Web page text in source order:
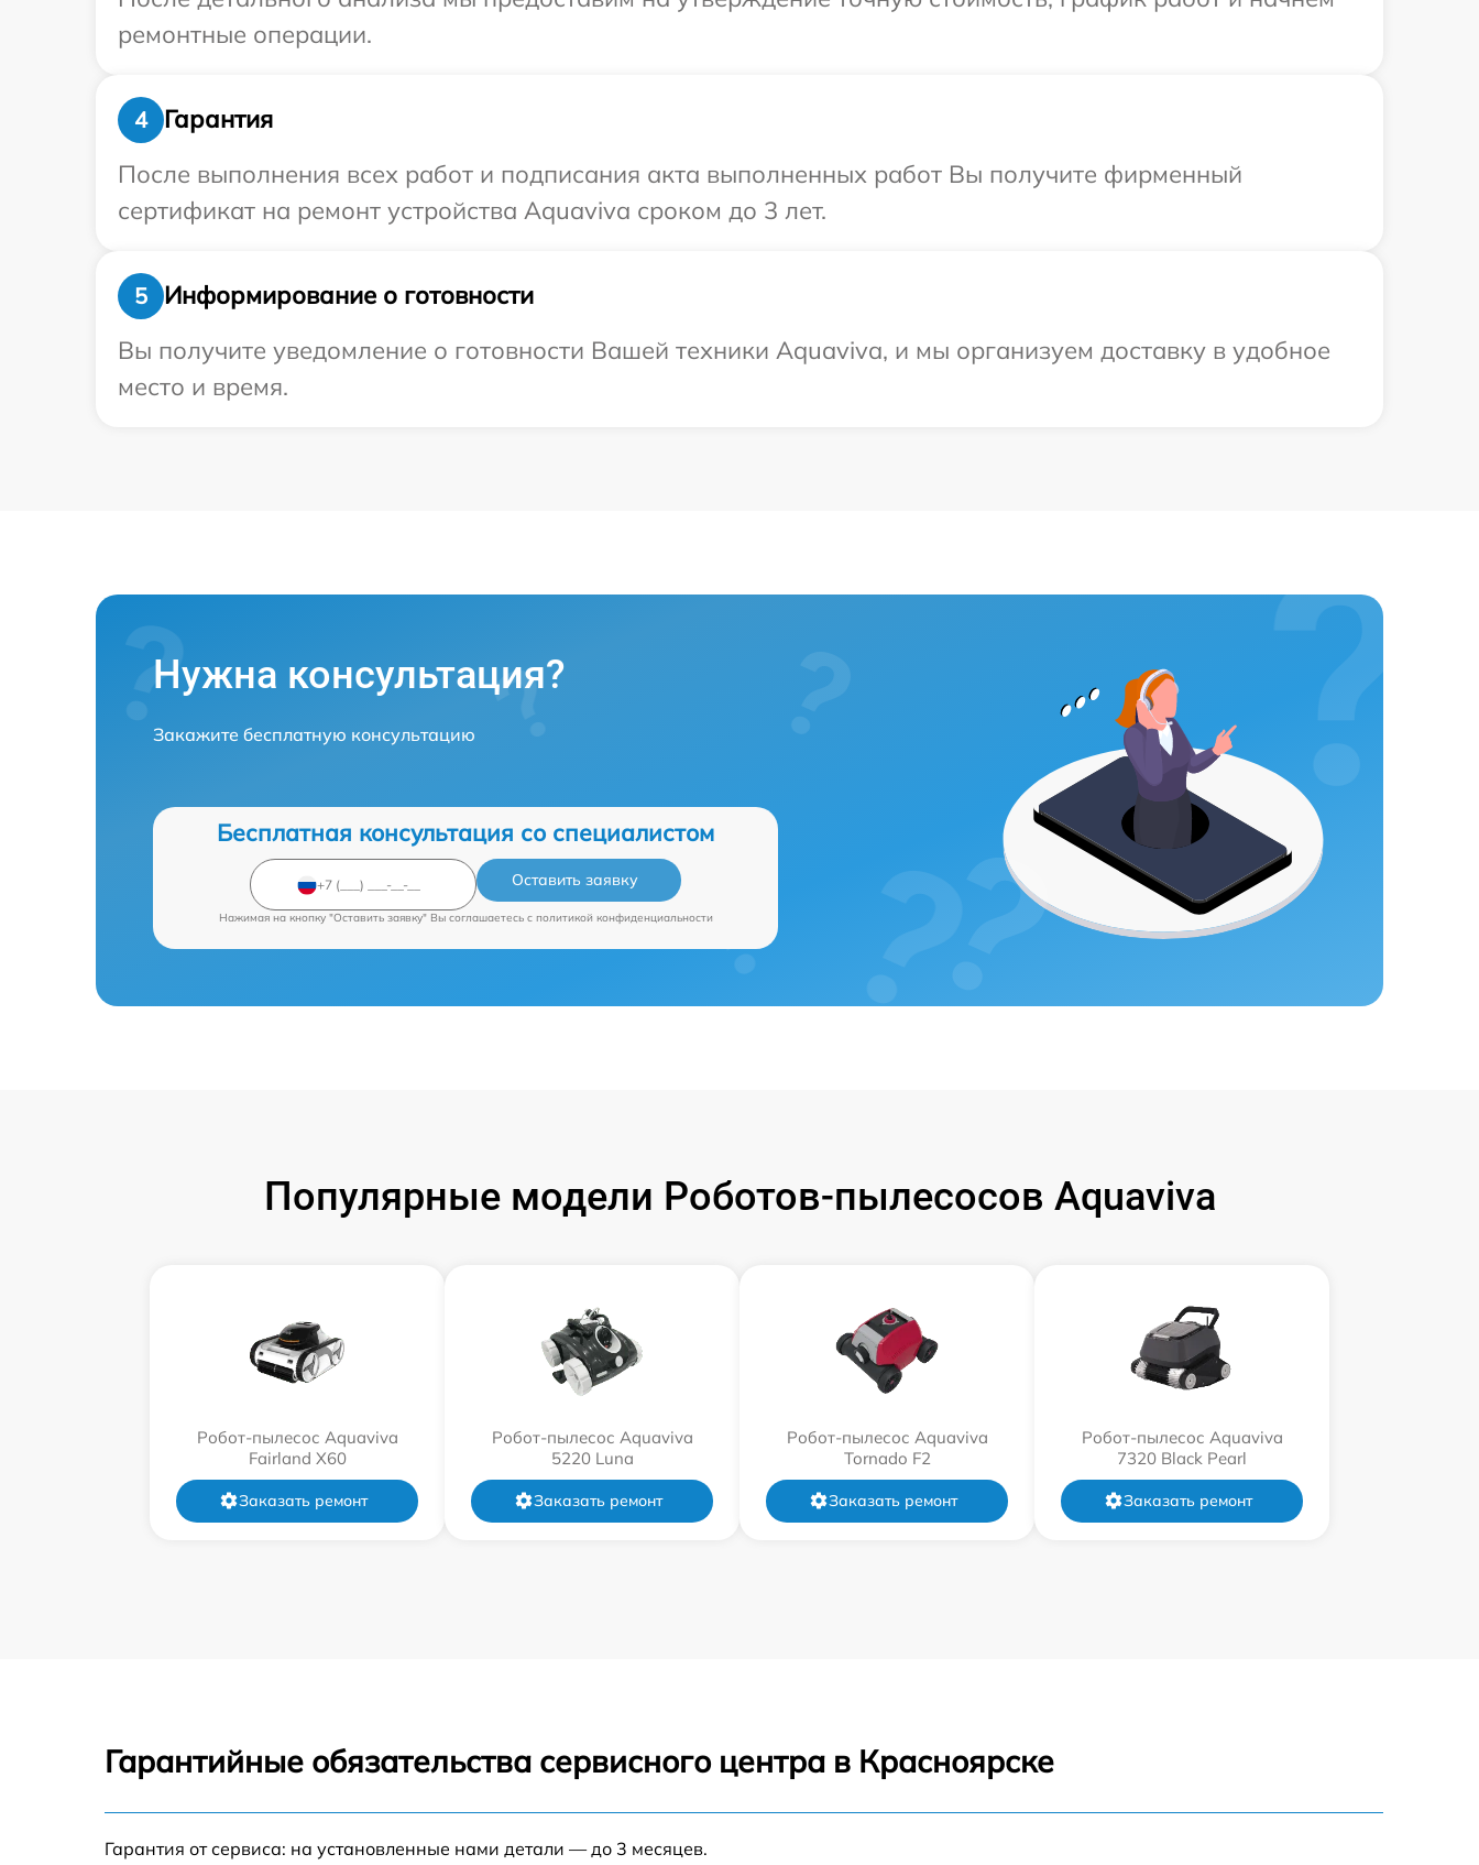
ремонтные операции.
4
Гарантия
После выполнения всех работ и подписания акта выполненных работ Вы получите фирменный
сертификат на ремонт устройства Aquaviva сроком до 3 лет.
5
Информирование о готовности
Вы получите уведомление о готовности Вашей техники Aquaviva, и мы организуем доставку в удобное
место и время.
Нужна консультация?
Закажите бесплатную консультацию
Бесплатная консультация со специалистом
Оставить заявку
Нажимая на кнопку "Оставить заявку" Вы соглашаетесь c политикой конфиденциальности
Популярные модели Роботов-пылесосов Aquaviva
Робот-пылесос Aquaviva
Fairland X60
Заказать ремонт
Робот-пылесос Aquaviva
5220 Luna
Заказать ремонт
Робот-пылесос Aquaviva
Tornado F2
Заказать ремонт
Робот-пылесос Aquaviva
7320 Black Pearl
Заказать ремонт
Гарантийные обязательства сервисного центра в Красноярске
Гарантия от сервиса: на установленные нами детали — до 3 месяцев.